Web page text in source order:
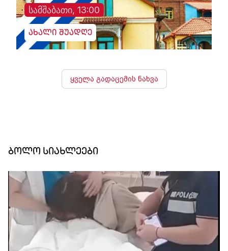
სამშაბათი, 13:00
ახალი შუადღე
ყველა გადაცემის ნახვა
ბოლო სიახლეები